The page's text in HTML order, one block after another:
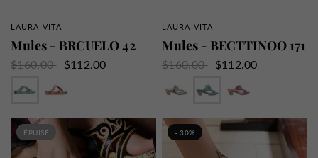
APERÇU RAPIDE
LAURA VITA
Mules - BRCUELO 42
$160.00
$112.00
APERÇU RAPIDE
LAURA VITA
Mules - BECTTINOO 171
$160.00
$112.00
ÉPUISÉ - 30%